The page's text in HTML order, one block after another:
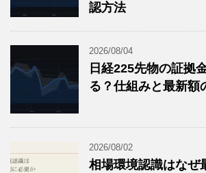
認方法
2026/08/04
日経225先物の証拠
る？仕組みと最新額
2026/08/02
相場環境認識はなぜ